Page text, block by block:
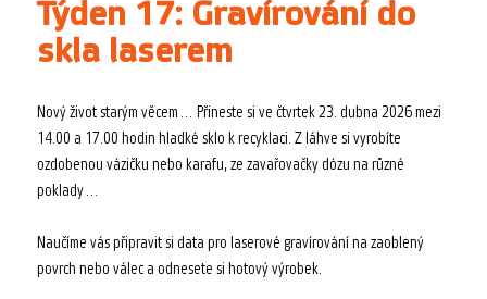
Týden 17: Gravírování do
skla laserem
Nový život starým věcem… Přineste si ve čtvrtek 23. dubna 2026 mezi
14.00 a 17.00 hodin hladké sklo k recyklaci. Z láhve si vyrobíte
ozdobenou vázičku nebo karafu, ze zavařovačky dózu na různé
poklady…
Naučíme vás připravit si data pro laserové gravírování na zaoblený
povrch nebo válec a odnesete si hotový výrobek.